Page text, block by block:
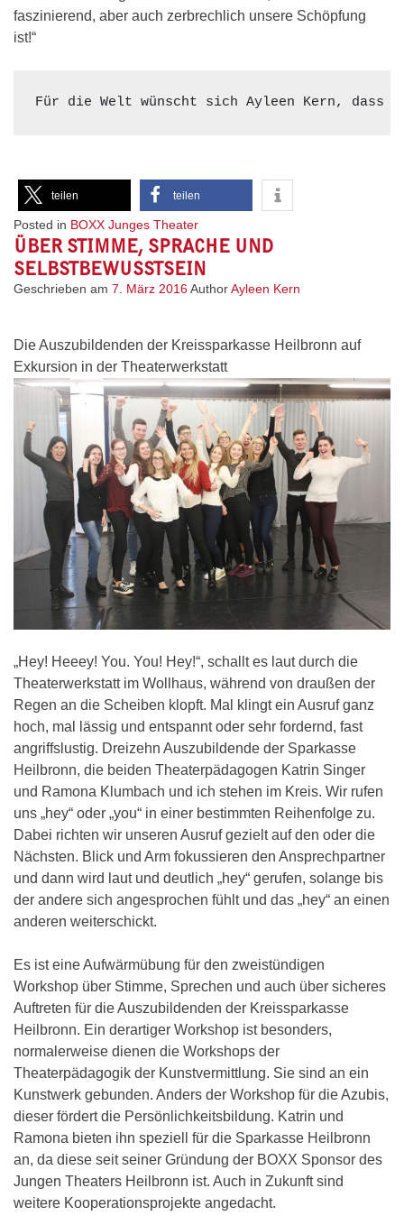
faszinierend, aber auch zerbrechlich unsere Schöpfung
ist!“
Für die Welt wünscht sich Ayleen Kern, dass
teilen teilen
Posted in BOXX Junges Theater
ÜBER STIMME, SPRACHE UND
SELBSTBEWUSSTSEIN
Geschrieben am 7. März 2016AuthorAyleen Kern
Die Auszubildenden der Kreissparkasse Heilbronn auf
Exkursion in der Theaterwerkstatt
„Hey! Heeey! You. You! Hey!“, schallt es laut durch die
Theaterwerkstatt im Wollhaus, während von draußen der
Regen an die Scheiben klopft. Mal klingt ein Ausruf ganz
hoch, mal lässig und entspannt oder sehr fordernd, fast
angriffslustig. Dreizehn Auszubildende der Sparkasse
Heilbronn, die beiden Theaterpädagogen Katrin Singer
und Ramona Klumbach und ich stehen im Kreis. Wir rufen
uns „hey“ oder „you“ in einer bestimmten Reihenfolge zu.
Dabei richten wir unseren Ausruf gezielt auf den oder die
Nächsten. Blick und Arm fokussieren den Ansprechpartner
und dann wird laut und deutlich „hey“ gerufen, solange bis
der andere sich angesprochen fühlt und das „hey“ an einen
anderen weiterschickt.
Es ist eine Aufwärmübung für den zweistündigen
Workshop über Stimme, Sprechen und auch über sicheres
Auftreten für die Auszubildenden der Kreissparkasse
Heilbronn. Ein derartiger Workshop ist besonders,
normalerweise dienen die Workshops der
Theaterpädagogik der Kunstvermittlung. Sie sind an ein
Kunstwerk gebunden. Anders der Workshop für die Azubis,
dieser fördert die Persönlichkeitsbildung. Katrin und
Ramona bieten ihn speziell für die Sparkasse Heilbronn
an, da diese seit seiner Gründung der BOXX Sponsor des
Jungen Theaters Heilbronn ist. Auch in Zukunft sind
weitere Kooperationsprojekte angedacht.